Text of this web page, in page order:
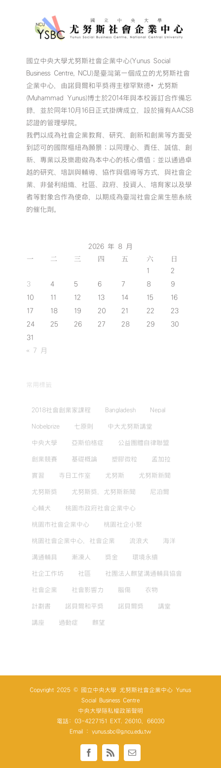
國立中央大學尤努斯社會企業中心(Yunus Social
Business Centre, NCU)是臺灣第一個成立的尤努斯社會
企業中心，由諾貝爾和平獎得主穆罕默德•尤努斯
(Muhammad Yunus)博士於2014年與本校簽訂合作備忘
錄，並於同年10月16日正式掛牌成立，設於擁有AACSB
認證的管理學院。
我們以成為社會企業教育、研究、創新和創業等方面受
到認可的國際樞紐為願景；以同理心、責任、誠信、創
新、專業以及樂趣做為本中心的核心價值；並以通過卓
越的研究、培訓與輔導、協作與倡導等方式，與社會企
業、非營利組織、社區、政府、投資人、培育家以及學
者等對象合作為使命，以期成為臺灣社會企業生態系統
的催化劑。
2026 年 8 月
一 二 三 四 五 六 日
1
2
3
4 5 6 7 8
9
10
11 12 13 14 15
16
17
18 19 20 21 22
23
24
25 26 27 28 29
30
31
« 7 月
常用標籤
2018社會創業家課程 Bangladesh Nepal
Nobelprize 七原則 中大尤努斯講堂
中央大學 亞斯伯格症 公益團體自律聯盟
創業競賽 基礎概論 塑膠微粒 孟加拉
實習 寺日工作室 尤努斯 尤努斯新聞
尤努斯獎 尤努斯獎，尤努斯新聞 尼泊爾
心輔犬 桃園市政府社會企業中心
桃園市社會企業中心 桃園社企小聚
桃園社會企業中心，社會企業 流浪犬 海洋
溝通輔具 漸凍人 獎金 環境永續
社企工作坊 社區 社團法人麒望溝通輔具協會
社會企業 社會影響力 腦傷 衣物
計劃書 諾貝爾和平獎 諾貝爾獎 講堂
講座 過動症 麒望
Copyright 2025 © 國立中央大學 尤努斯社會企業中心 Yunus
Social Business Centre
中央大學隱私權政策聲明
電話: 03-4227151 EXT. 26010、66030
Email : yunus.sbc@g.ncu.edu.tw
Facebook
Rss Email: